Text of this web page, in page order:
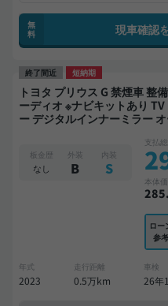
無
料
現車確認
終了間近 短納期
トヨタ プリウス G 禁煙車 整備記録簿あり ディスプレイオ
ーディオ ※ナビキットあり
ー デジタルインナーミラー
板金歴
なし
外装
B
内装
S
支払
本体
285
ロー
参考
年式
2023
走行距離
0.5万km
車検
26年